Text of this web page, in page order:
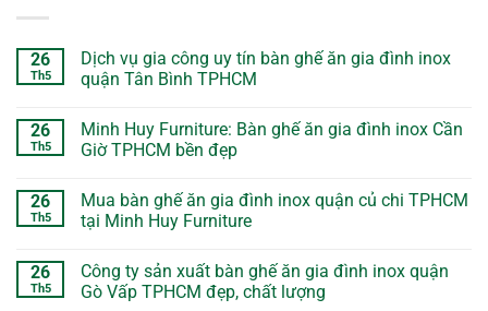
26
Th5
Dịch vụ gia công uy tín bàn ghế ăn gia đình inox
quận Tân Bình TPHCM
26
Th5
Minh Huy Furniture: Bàn ghế ăn gia đình inox Cần
Giờ TPHCM bền đẹp
26
Th5
Mua bàn ghế ăn gia đình inox quận củ chi TPHCM
tại Minh Huy Furniture
26
Th5
Công ty sản xuất bàn ghế ăn gia đình inox quận
Gò Vấp TPHCM đẹp, chất lượng